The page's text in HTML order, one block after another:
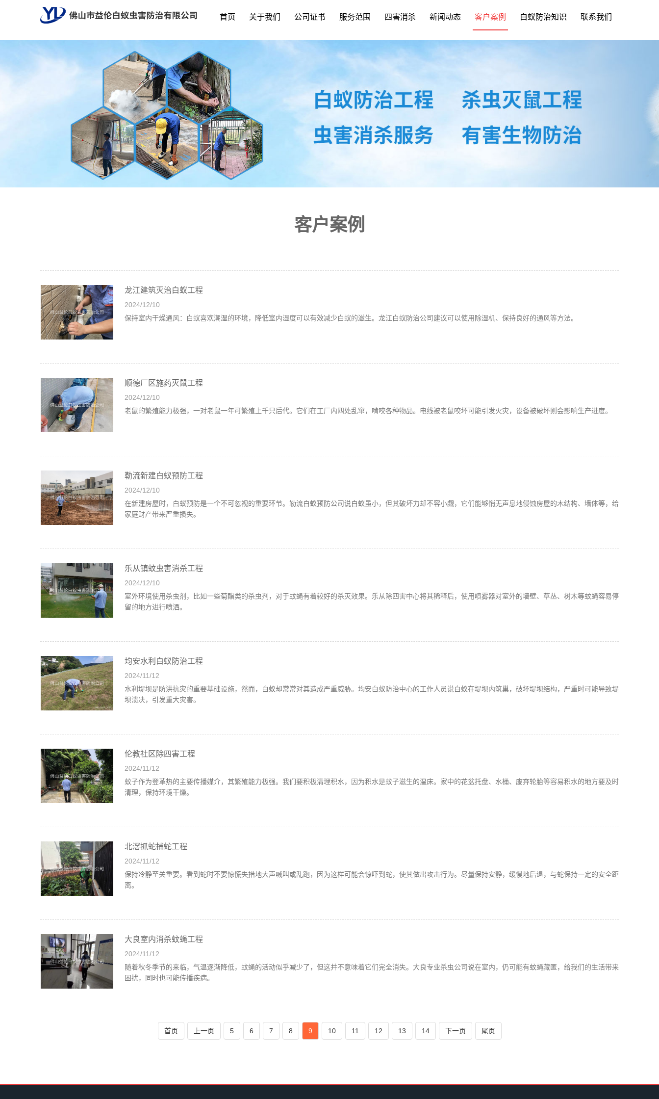
首页 关于我们 公司证书 服务范围 四害消杀 新闻动态 客户案例 白蚁防治知识 联系我们
客户案例
龙江建筑灭治白蚁工程
2024/12/10
保持室内干燥通风：白蚁喜欢潮湿的环境，降低室内湿度可以有效减少白蚁的滋生。龙江白蚁防治公司建议可以使用除湿机、保持良好的通风等方法。
顺德厂区施药灭鼠工程
2024/12/10
老鼠的繁殖能力极强，一对老鼠一年可繁殖上千只后代。它们在工厂内四处乱窜，啃咬各种物品。电线被老鼠咬坏可能引发火灾，设备被破坏则会影响生产进度。
勒流新建白蚁预防工程
2024/12/10
在新建房屋时，白蚁预防是一个不可忽视的重要环节。勒流白蚁预防公司说白蚁虽小，但其破坏力却不容小觑，它们能够悄无声息地侵蚀房屋的木结构、墙体等，给
家庭财产带来严重损失。
乐从镇蚊虫害消杀工程
2024/12/10
室外环境使用杀虫剂，比如一些菊酯类的杀虫剂，对于蚊蝇有着较好的杀灭效果。乐从除四害中心将其稀释后，使用喷雾器对室外的墙壁、草丛、树木等蚊蝇容易停
留的地方进行喷洒。
均安水利白蚁防治工程
2024/11/12
水利堤坝是防洪抗灾的重要基础设施，然而，白蚁却常常对其造成严重威胁。均安白蚁防治中心的工作人员说白蚁在堤坝内筑巢，破坏堤坝结构，严重时可能导致堤
坝溃决，引发重大灾害。
伦教社区除四害工程
2024/11/12
蚊子作为登革热的主要传播媒介，其繁殖能力极强。我们要积极清理积水，因为积水是蚊子滋生的温床。家中的花盆托盘、水桶、废弃轮胎等容易积水的地方要及时
清理，保持环境干燥。
北滘抓蛇捕蛇工程
2024/11/12
保持冷静至关重要。看到蛇时不要惊慌失措地大声喊叫或乱跑，因为这样可能会惊吓到蛇，使其做出攻击行为。尽量保持安静，缓慢地后退，与蛇保持一定的安全距
离。
大良室内消杀蚊蝇工程
2024/11/12
随着秋冬季节的来临，气温逐渐降低，蚊蝇的活动似乎减少了，但这并不意味着它们完全消失。大良专业杀虫公司说在室内，仍可能有蚊蝇藏匿，给我们的生活带来
困扰，同时也可能传播疾病。
首页 上一页 5 6 7 8 9 10 11 12 13 14 下一页 尾页